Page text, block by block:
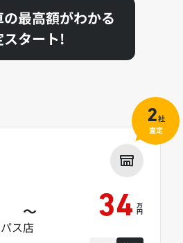
の最高額がわかる
スタート!
～ 34 万
円
ス店
2社
査定